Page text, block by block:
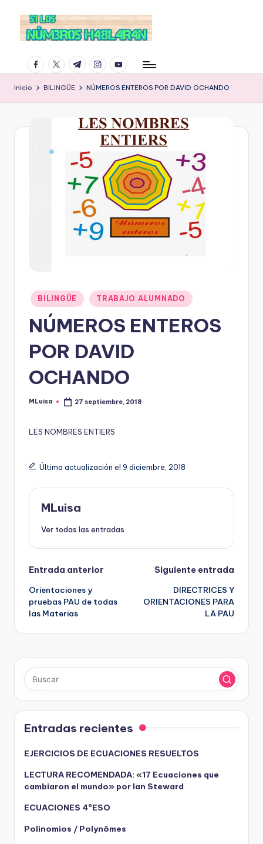
facebook.com
twitter.com
t.me instagram.com
youtube.com
Inicio BILINGÜE NÚMEROS ENTEROS POR DAVID OCHANDO
Publicado
en
BILINGÜE TRABAJO ALUMNADO
NÚMEROS ENTEROS
POR DAVID
OCHANDO
Publicado
MLuisa 27 septiembre, 2018
LES NOMBRES ENTIERS
Última actualización el 9 diciembre, 2018
MLuisa
Ver todas las entradas
Navegación
de
entradas
Entrada anterior
Orientaciones y
pruebas PAU de todas
las Materias
Siguiente entrada
DIRECTRICES Y
ORIENTACIONES PARA
LA PAU
Entradas recientes
EJERCICIOS DE ECUACIONES RESUELTOS
LECTURA RECOMENDADA: «17 Ecuaciones que
cambiaron el mundo» por Ian Steward
ECUACIONES 4ºESO
Polinomios / Polynômes